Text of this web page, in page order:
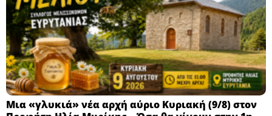
Μια «γλυκιά» νέα αρχή αύριο Κυριακή (9/8) στον